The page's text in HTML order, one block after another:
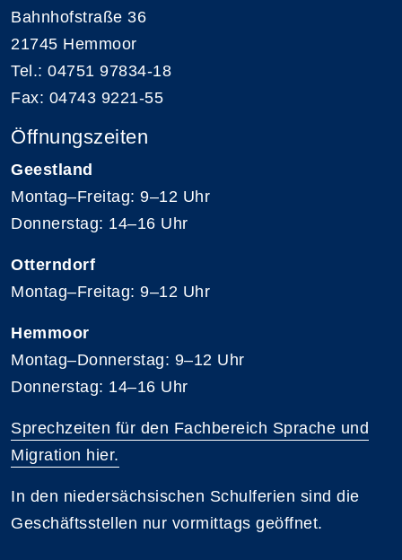
Bahnhofstraße 36
21745 Hemmoor
Tel.: 04751 97834-18
Fax: 04743 9221-55
Öffnungszeiten
Geestland
Montag–Freitag: 9–12 Uhr
Donnerstag: 14–16 Uhr
Otterndorf
Montag–Freitag: 9–12 Uhr
Hemmoor
Montag–Donnerstag: 9–12 Uhr
Donnerstag: 14–16 Uhr
Sprechzeiten für den Fachbereich Sprache und
Migration hier.
In den niedersächsischen Schulferien sind die
Geschäftsstellen nur vormittags geöffnet.